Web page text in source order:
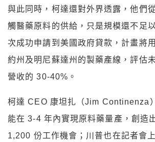
與此同時，柯達還對外界透露，他們
觸醫藥原料的供給，只是規模還不足
次成功申請到美國政府貸款，計畫將
約州及明尼蘇達州的製藥產線，評估
營收的 30-40%。
柯達 CEO 康坦扎（Jim Continenza
能在 3-4 年內實現原料藥量產，創造
1,200 份工作機會；川普也在記者會